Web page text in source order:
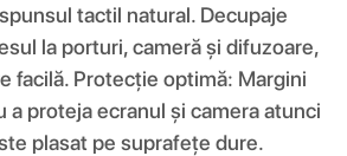
tactil natural. Decupaje
la porturi, cameră și difuzoare,
facilă. Protecție optimă: Margini
a proteja ecranul și camera atunci
plasat pe suprafețe dure.